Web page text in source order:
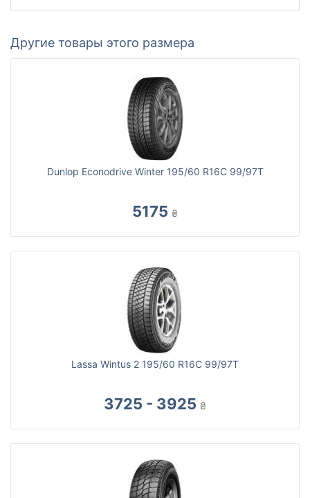
Другие товары этого размера
Dunlop Econodrive Winter 195/60 R16C 99/97T
5175 ₴
Lassa Wintus 2 195/60 R16C 99/97T
3725 - 3925 ₴